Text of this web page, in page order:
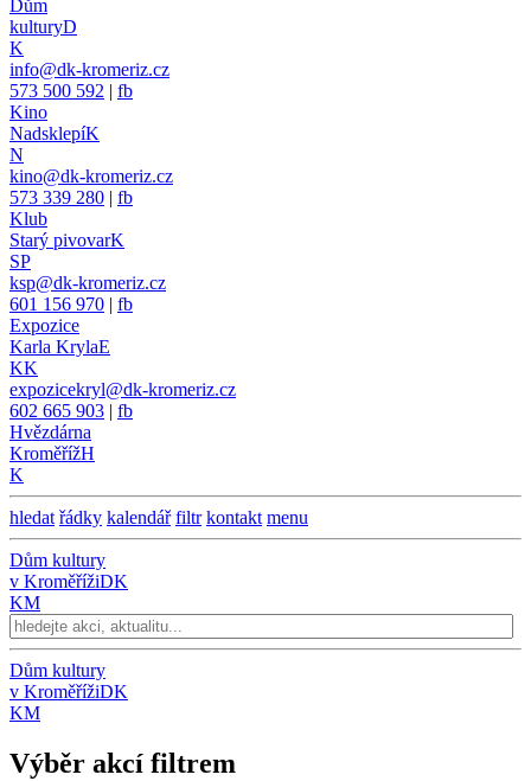
Dům
kulturyD
K
info@dk-kromeriz.cz
573 500 592 | fb
Kino
NadsklepíK
N
kino@dk-kromeriz.cz
573 339 280 | fb
Klub
Starý pivovarK
SP
ksp@dk-kromeriz.cz
601 156 970 | fb
Expozice
Karla KrylaE
KK
expozicekryl@dk-kromeriz.cz
602 665 903 | fb
Hvězdárna
KroměřížH
K
hledat řádky kalendář filtr kontakt menu
Dům kultury
v KroměřížiDK
KM
Dům kultury
v KroměřížiDK
KM
Výběr akcí filtrem